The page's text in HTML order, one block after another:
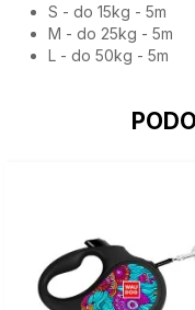
S - do 15kg - 5m
M - do 25kg - 5m
L - do 50kg - 5m